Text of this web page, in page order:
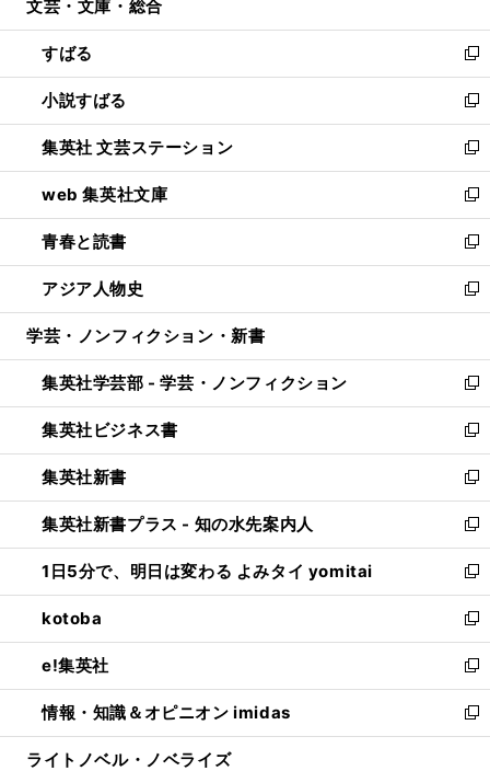
開
く
ウ
で
開
く
ン
ド
ウ
で
開
く
文芸・文庫・総合
すばる
新
し
い
ウ
ィ
ン
ド
ウ
で
開
く
小説すばる
新
し
い
ウ
ィ
ン
ド
ウ
で
開
集英社 文芸ステーション
新
し
い
ウ
ィ
ン
ド
ウ
開
く
web 集英社文庫
新
し
い
ウ
ィ
ン
ウ
で
開
く
青春と読書
新
し
い
ウ
ン
ド
ウ
で
開
く
アジア人物史
新
し
ウ
ィ
ン
ド
ウ
で
開
く
学芸・ノンフィクション・新書
集英社学芸部 - 学芸・ノンフィクション
新
し
い
ウ
ィ
ン
ド
ウ
で
開
く
集英社ビジネス書
新
し
い
ウ
ィ
ン
ド
ウ
で
開
く
集英社新書
新
し
い
ウ
ィ
ン
ド
ウ
で
開
く
集英社新書プラス - 知の水先案内人
新
し
い
ウ
ィ
ン
ド
ウ
で
開
1日5分で、明日は変わる よみタイ yomitai
新
し
い
ウ
ィ
ン
ド
ウ
kotoba
新
し
い
ウ
ィ
ン
e!集英社
新
し
い
ウ
情報・知識＆オピニオン imidas
新
し
ライトノベル・ノベライズ